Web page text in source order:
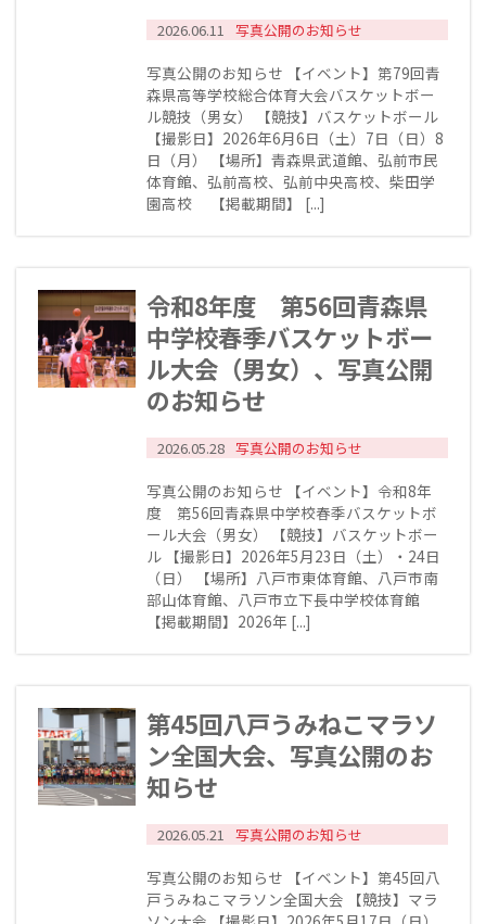
2026.06.11 写真公開のお知らせ
写真公開のお知らせ 【イベント】第79回青
森県高等学校総合体育大会バスケットボー
ル競技（男女） 【競技】バスケットボール
【撮影日】2026年6月6日（土）7日（日）8
日（月） 【場所】青森県武道館、弘前市民
体育館、弘前高校、弘前中央高校、柴田学
園高校 【掲載期間】 [...]
令和8年度 第56回青森県
中学校春季バスケットボー
ル大会（男女）、写真公開
のお知らせ
2026.05.28 写真公開のお知らせ
写真公開のお知らせ 【イベント】令和8年
度 第56回青森県中学校春季バスケットボ
ール大会（男女） 【競技】バスケットボー
ル 【撮影日】2026年5月23日（土）・24日
（日） 【場所】八戸市東体育館、八戸市南
部山体育館、八戸市立下長中学校体育館
【掲載期間】2026年 [...]
第45回八戸うみねこマラソ
ン全国大会、写真公開のお
知らせ
2026.05.21 写真公開のお知らせ
写真公開のお知らせ 【イベント】第45回八
戸うみねこマラソン全国大会 【競技】マラ